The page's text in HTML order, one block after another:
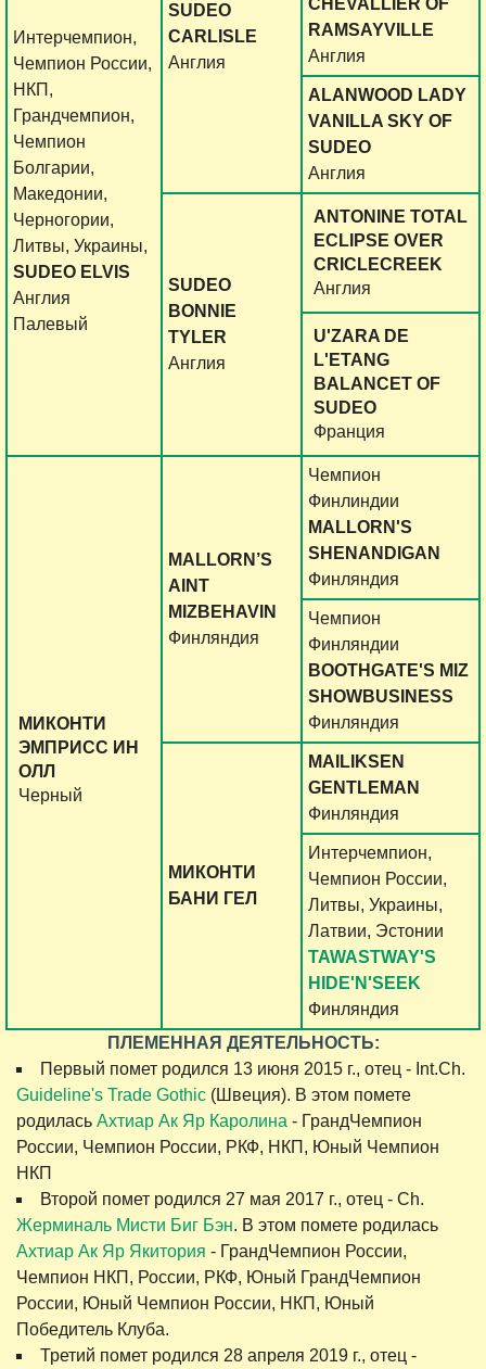
Интерчемпион,
Чемпион России,
НКП,
Грандчемпион,
Чемпион
Болгарии,
Македонии,
Черногории,
Литвы, Украины,
SUDEO ELVIS
Англия
Палевый
SUDEO
CARLISLE
Англия
CHEVALLIER OF
RAMSAYVILLE
Англия
ALANWOOD LADY
VANILLA SKY OF
SUDEO
Англия
SUDEO
BONNIE
TYLER
Англия
ANTONINE TOTAL
ECLIPSE OVER
CRICLECREEK
Англия
U'ZARA DE
L'ETANG
BALANCET OF
SUDEO
Франция
МИКОНТИ
ЭМПРИСС ИН
ОЛЛ
Черный
MALLORN’S
AINT
MIZBEHAVIN
Финляндия
Чемпион
Финлиндии
MALLORN'S
SHENANDIGAN
Финляндия
Чемпион
Финляндии
BOOTHGATE'S MIZ
SHOWBUSINESS
Финляндия
МИКОНТИ
БАНИ ГЕЛ
MAILIKSEN
GENTLEMAN
Финляндия
Интерчемпион,
Чемпион России,
Литвы, Украины,
Латвии, Эстонии
TAWASTWAY'S
HIDE'N'SEEK
Финляндия
ПЛЕМЕННАЯ ДЕЯТЕЛЬНОСТЬ:
Первый помет родился 13 июня 2015 г., отец - Int.Ch.
Guideline's Trade Gothic (Швеция). В этом помете
родилась Ахтиар Ак Яр Каролина - ГрандЧемпион
России, Чемпион России, РКФ, НКП, Юный Чемпион
НКП
Второй помет родился 27 мая 2017 г., отец - Ch.
Жерминаль Мисти Биг Бэн. В этом помете родилась
Ахтиар Ак Яр Якитория - ГрандЧемпион России,
Чемпион НКП, России, РКФ, Юный ГрандЧемпион
России, Юный Чемпион России, НКП, Юный
Победитель Клуба.
Третий помет родился 28 апреля 2019 г., отец -